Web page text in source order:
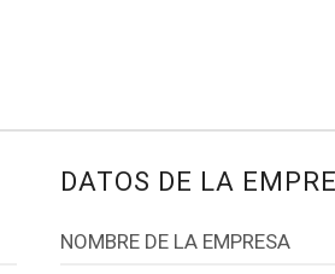
DATOS DE LA
NOMBRE DE LA EMPRESA